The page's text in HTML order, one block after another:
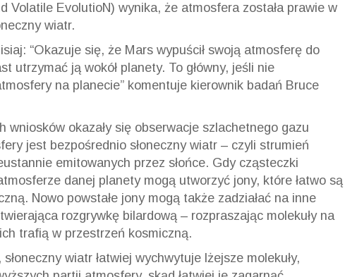
Volatile EvolutioN) wynika, że atmosfera została prawie w
wiatr.
“Okazuje się, że Mars wypuścił swoją atmosferę do
utrzymać ją wokół planety. To główny, jeśli nie
na planecie” komentuje kierownik badań Bruce
wniosków okazały się obserwacje szlachetnego gazu
jest bezpośrednio słoneczny wiatr – czyli strumień
emitowanych przez słońce. Gdy cząsteczki
danej planety mogą utworzyć jony, które łatwo są
Nowo powstałe jony mogą także zadziałać na inne
rozgrywkę bilardową – rozpraszając molekuły na
trafią w przestrzeń kosmiczną.
wiatr łatwiej wychwytuje lżejsze molekuły,